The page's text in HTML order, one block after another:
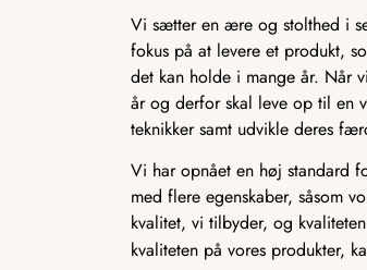
Vi sætter en ære og stolthed i
fokus på at levere et produkt,
det kan holde i mange år. Når
år og derfor skal leve op til en
teknikker samt udvikle deres
Vi har opnået en høj standard
med flere egenskaber, såsom
kvalitet, vi tilbyder, og
kvaliteten på vores produkter,